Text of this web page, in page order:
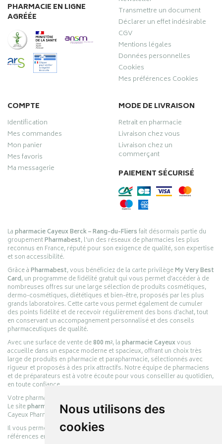
Nous utilisons des
cookies
PHARMACIE EN LIGNE
AGRÉÉE
Transmettre un document
Déclarer un effet indésirable
CGV
Mentions légales
Données personnelles
Cookies
Mes préférences Cookies
COMPTE
Identification
Mes commandes
Mon panier
Mes favoris
Ma messagerie
MODE DE LIVRAISON
Retrait en pharmacie
Livraison chez vous
Livraison chez un
commerçant
PAIEMENT SÉCURISÉ
Lapharmacie Cayeux Berck – Rang-du-Fliersfait désormais partie du
groupementPharmabest, l’un des réseaux de pharmacies les plus
reconnus en France, réputé pour son exigence de qualité, son expertise
et son accessibilité.
Grâce àPharmabest, vous bénéficiez de la carte privilègeMy Very Best
Card, un programme de fidélité gratuit qui vous permet d’accéder à de
nombreuses offres sur une large sélection de produits cosmétiques,
dermo-cosmétiques, diététiques et bien-être, proposés par les plus
grands laboratoires. Cette carte vous permet également de cumuler
des points fidélité et de recevoir régulièrement des bons d’achat, tout
en conservant un accompagnement personnalisé et des conseils
pharmaceutiques de qualité.
Avec une surface de vente de800 m², lapharmacie Cayeuxvous
accueille dans un espace moderne et spacieux, offrant un choix très
large de produits en pharmacie et parapharmacie, sélectionnés avec
rigueur et proposés à des prix attractifs. Notre équipe de pharmaciens
et de préparateurs est à votre écoute pour vous conseiller au quotidien,
en toute confiance.
Votre pharmacie en ligne :
Le sitepharmacie-cayeux.frest le prolongement digital de la pharmacie
Cayeux Pharmabest Berck-sur-Mer – Rang-du-Fliers.
Il vous permet de réaliser vos achats en ligne parmi des milliers de
références en :